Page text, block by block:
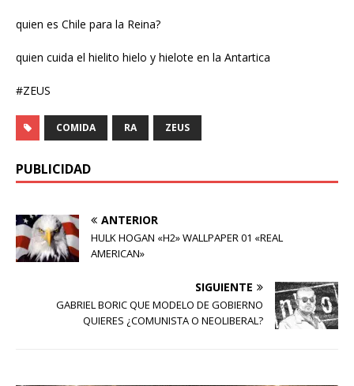
quien es Chile para la Reina?
quien cuida el hielito hielo y hielote en la Antartica
#ZEUS
COMIDA RA ZEUS
PUBLICIDAD
ANTERIOR
HULK HOGAN «H2» WALLPAPER 01 «REAL
AMERICAN»
SIGUIENTE
GABRIEL BORIC QUE MODELO DE GOBIERNO
QUIERES ¿COMUNISTA O NEOLIBERAL?